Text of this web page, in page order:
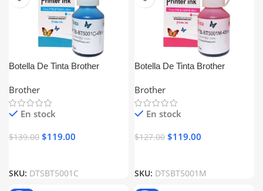
Botella De Tinta Brother
Brother
En stock
$139.00 $119.00
SKU: DTSBT5001C
Botella De Tinta Brother
Brother
En stock
$127.00 $119.00
SKU: DTSBT5001M